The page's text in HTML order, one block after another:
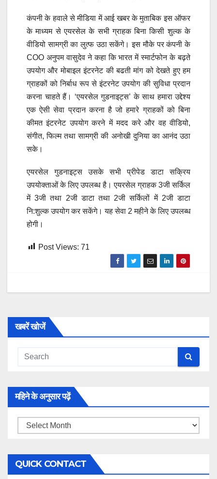
कंपनी के हवाले से मीडिया में आई खबर के मुताबिक इस ऑफर
के माध्यम से एयरसेल के सभी ग्राहक बिना किसी शुल्क के
वीडियो सामग्री का लुत्फ उठा सकेंगे। इस मौके पर कंपनी के
COO अनुपम वासुदेव ने कहा कि भारत में स्मार्टफोन के बढ़ते
उपयोग और मोबाइल इंटरनेट की बढती मांग को देखते हुए हम
ग्राहकों को निर्बाध रूप से इंटरनेट उपयोग की सुविधा प्रदान
करना चाहते हैं। ‘एयरसेल गुडनाइट्स’ के साथ हमारा उद्देश्य
एक ऐसी सेवा प्रदान करना है जो हमारे ग्राहकों को बिना
कीमत इंटरनेट उपयोग करने में मदद करे और वह वीडियो,
संगीत, फिल्म तथा सामग्री की अनोखी दुनिया का आनंद उठा
सके।
एयरसेल गुडनाइट्स उसके सभी प्रीपेड डाटा सक्रिय
उपयोक्ताओं के लिए उपलब्ध है। एयरसेल ग्राहक 3जी सर्किल
में 3जी तथा 2जी डाटा तथा 2जी सर्किलों में 2जी डाटा
नि:शुल्क उपयोग कर सकेंगे। यह सेवा 2 महीने के लिए उपलब्ध
होगी।
Post Views: 71
खबरें खोजें
महिने के अनुसार पढ़ें
महिने
अनुसार
पढ़ें
QUICK CONTACT